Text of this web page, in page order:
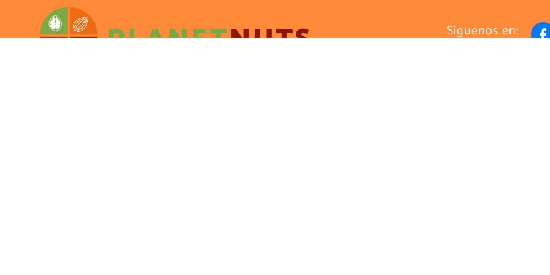
Síguenos en: